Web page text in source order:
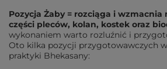
Pozycja Żaby = rozciąga i
części pleców, kolan, kostek oraz
wykonaniem warto rozluźnić i
Oto kilka pozycji przygotowawczych
praktyki Bhekasany: